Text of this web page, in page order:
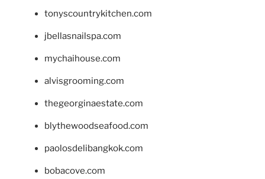
tonyscountrykitchen.com
jbellasnailspa.com
mychaihouse.com
alvisgrooming.com
thegeorginaestate.com
blythewoodseafood.com
paolosdelibangkok.com
bobacove.com